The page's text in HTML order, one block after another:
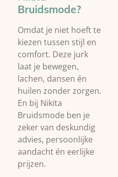
Bruidsmode?
Omdat je niet hoeft te
kiezen tussen stijl en
comfort. Deze jurk
laat je bewegen,
lachen, dansen én
huilen zonder zorgen.
En bij Nikita
Bruidsmode ben je
zeker van deskundig
advies, persoonlijke
aandacht én eerlijke
prijzen.